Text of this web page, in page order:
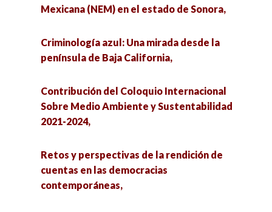
Mexicana (NEM) en el estado de Sonora,
Criminología azul: Una mirada desde la
península de Baja California,
Contribución del Coloquio Internacional
Sobre Medio Ambiente y Sustentabilidad
2021-2024,
Retos y perspectivas de la rendición de
cuentas en las democracias
contemporáneas,